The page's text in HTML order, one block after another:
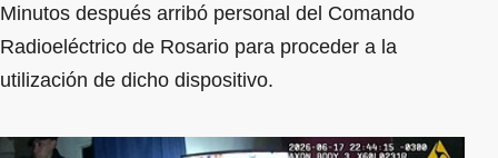
Minutos después arribó personal del Comando
Radioeléctrico de Rosario para proceder a la
utilización de dicho dispositivo.